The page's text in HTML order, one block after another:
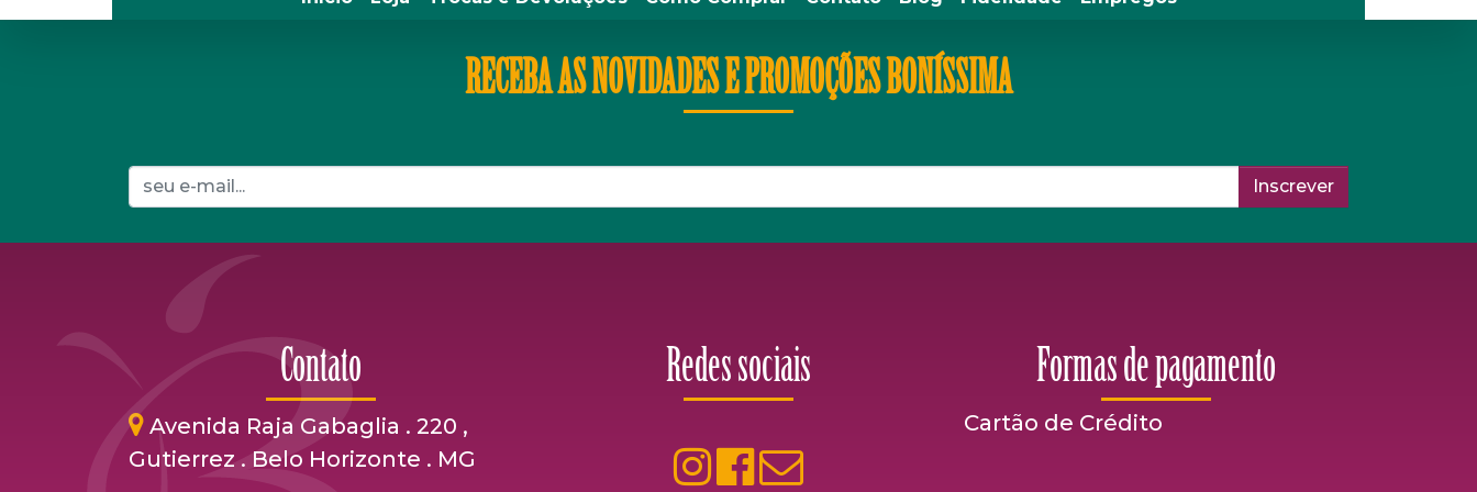
RECEBA AS NOVIDADES E PROMOÇÕES BONÍSSIMA
Inscrever
Contato
Avenida Raja Gabaglia . 220 ,
Gutierrez . Belo Horizonte . MG
Redes sociais Formas de pagamento
Cartão de Crédito